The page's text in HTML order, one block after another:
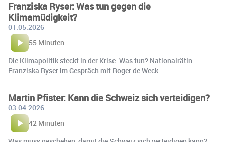
Franziska Ryser: Was tun gegen die
Klimamüdigkeit?
01.05.2026
55 Minuten
Die Klimapolitik steckt in der Krise. Was tun? Nationalrätin
Franziska Ryser im Gespräch mit Roger de Weck.
Martin Pfister: Kann die Schweiz sich verteidigen?
03.04.2026
42 Minuten